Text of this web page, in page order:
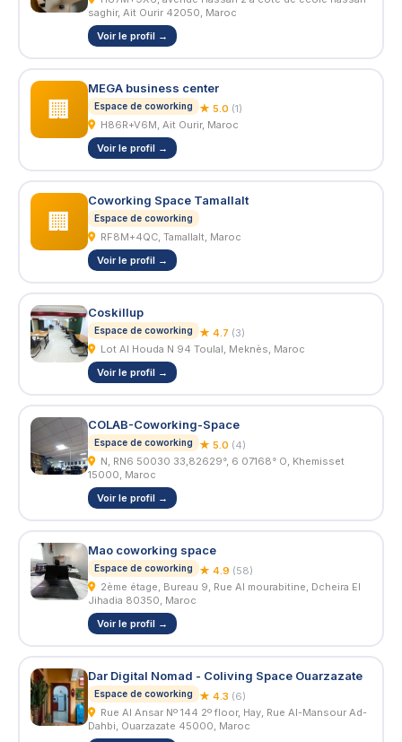
saghir, Ait Ourir 42050, Maroc
Voir le profil →
🏢
MEGA business center
Espace de coworking ★ 5.0 (1)
H86R+V6M, Ait Ourir, Maroc
Voir le profil →
🏢
Coworking Space Tamallalt
Espace de coworking
RF8M+4QC, Tamallalt, Maroc
Voir le profil →
Coskillup
Espace de coworking ★ 4.7 (3)
Lot Al Houda N 94 Toulal, Meknès, Maroc
Voir le profil →
COLAB-Coworking-Space
Espace de coworking ★ 5.0 (4)
15000, Maroc
Voir le profil →
Mao coworking space
Espace de coworking ★ 4.9 (58)
Jihadia 80350, Maroc
Voir le profil →
Dar Digital Nomad - Coliving Space Ouarzazate
Espace de coworking ★ 4.3 (6)
Dahbi, Ouarzazate 45000, Maroc